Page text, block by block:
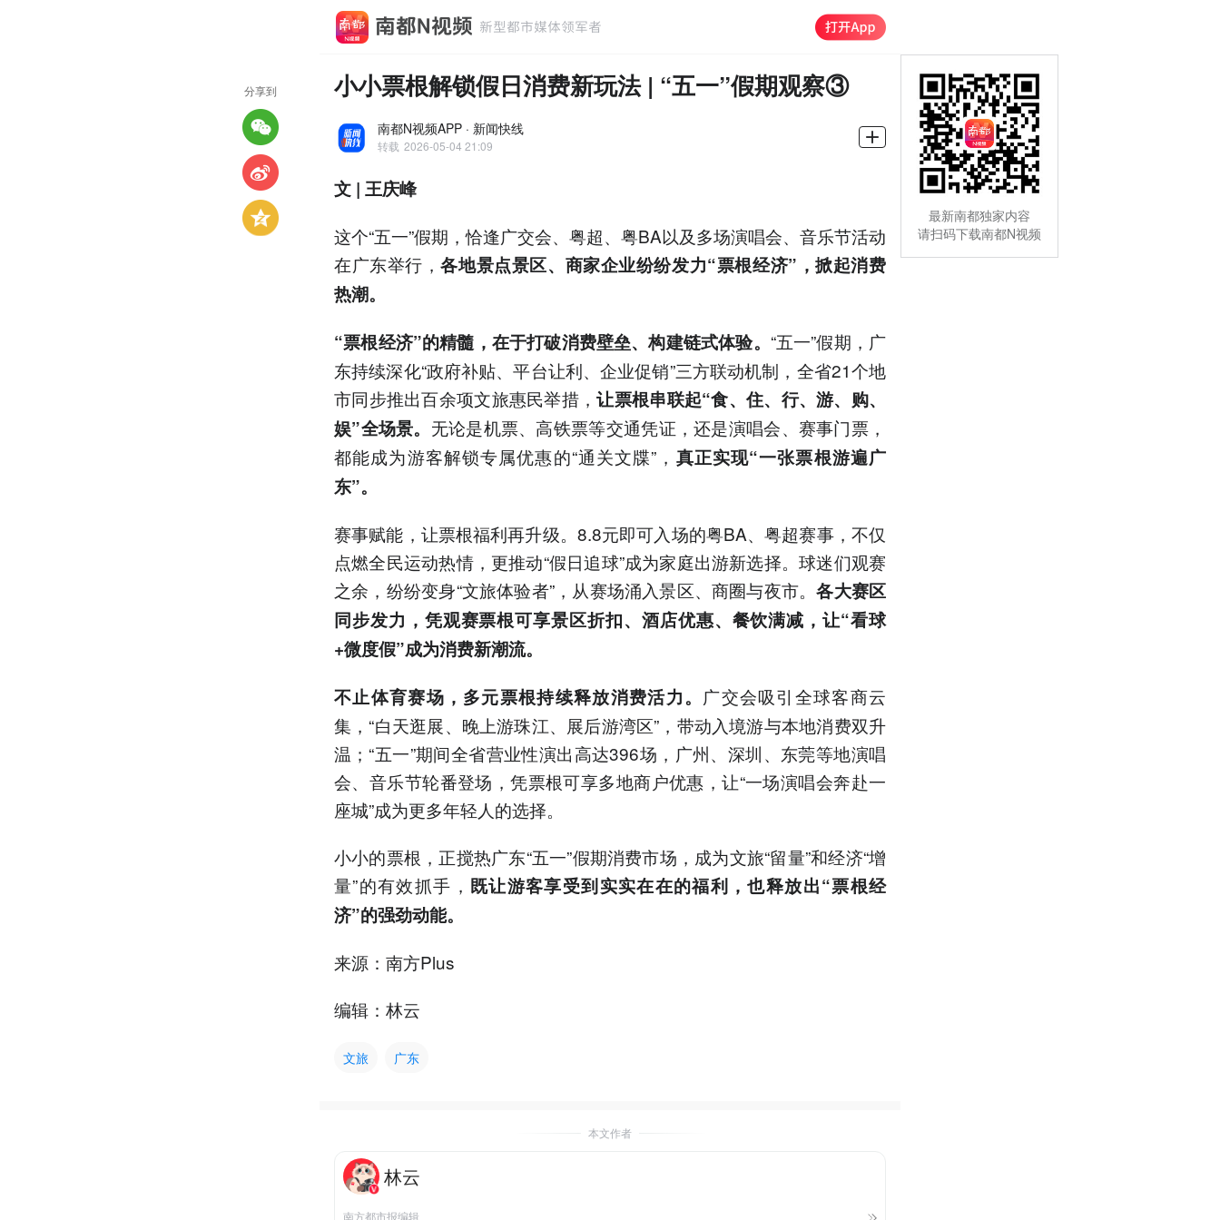
小小票根解锁假日消费新玩法 | “五一”假期观察③
南都N视频APP · 新闻快线
转载 2026-05-04 21:09
文 | 王庆峰
这个“五一”假期，恰逢广交会、粤超、粤BA以及多场演唱会、音乐节活动
在广东举行，各地景点景区、商家企业纷纷发力“票根经济”，掀起消费
热潮。
“票根经济”的精髓，在于打破消费壁垒、构建链式体验。 “五一”假期，广
东持续深化“政府补贴、平台让利、企业促销”三方联动机制，全省21个地
市同步推出百余项文旅惠民举措，让票根串联起“食、住、行、游、购、
娱”全场景。 无论是机票、高铁票等交通凭证，还是演唱会、赛事门票，
都能成为游客解锁专属优惠的“通关文牒”， 真正实现“一张票根游遍广
东”。
赛事赋能，让票根福利再升级。8.8元即可入场的粤BA、粤超赛事，不仅
点燃全民运动热情，更推动“假日追球”成为家庭出游新选择。球迷们观赛
之余，纷纷变身“文旅体验者”，从赛场涌入景区、商圈与夜市。各大赛区
同步发力，凭观赛票根可享景区折扣、酒店优惠、餐饮满减，让“看球
+微度假”成为消费新潮流。
不止体育赛场，多元票根持续释放消费活力。 广交会吸引全球客商云
集，“白天逛展、晚上游珠江、展后游湾区”，带动入境游与本地消费双升
温；“五一”期间全省营业性演出高达396场，广州、深圳、东莞等地演唱
会、音乐节轮番登场，凭票根可享多地商户优惠，让“一场演唱会奔赴一
座城”成为更多年轻人的选择。
小小的票根，正搅热广东“五一”假期消费市场，成为文旅“留量”和经济“增
量”的有效抓手， 既让游客享受到实实在在的福利，也释放出“票根经
济”的强劲动能。
来源：南方Plus
编辑：林云
文旅 广东
本文作者
林云
南方都市报编辑
分享到
最新南都独家内容
请扫码下载南都N视频